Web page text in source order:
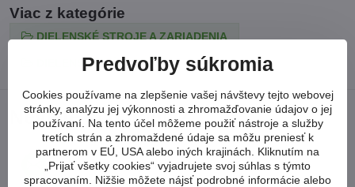
Viac z kategórie
DIELENSKÉ STROJE A ZARIADENIA
DIELENSKÝ NÁBYTOK
Neviete si poradiť?
arkonsksro​@gmail​.com
Predvoľby súkromia
Cookies používame na zlepšenie vašej návštevy tejto webovej
stránky, analýzu jej výkonnosti a zhromažďovanie údajov o jej
používaní. Na tento účel môžeme použiť nástroje a služby
tretích strán a zhromaždené údaje sa môžu preniesť k
partnerom v EÚ, USA alebo iných krajinách. Kliknutím na
„Prijať všetky cookies“ vyjadrujete svoj súhlas s týmto
spracovaním. Nižšie môžete nájsť podrobné informácie alebo